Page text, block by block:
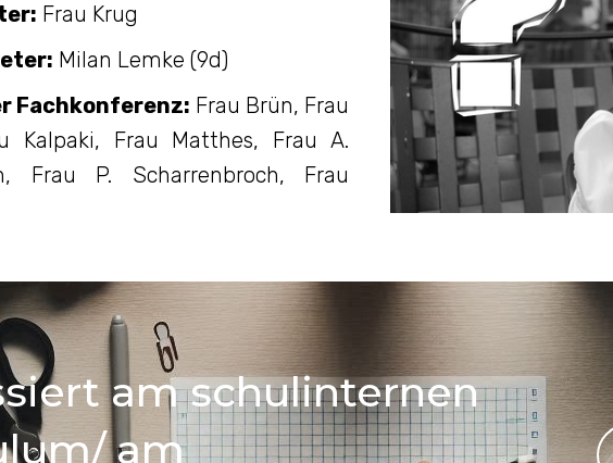
Frau Krug
Milan Lemke (9d)
Fachkonferenz: Frau Brün, Frau
Kalpaki, Frau Matthes, Frau A.
Frau P. Scharrenbroch, Frau
am schulinternen
am